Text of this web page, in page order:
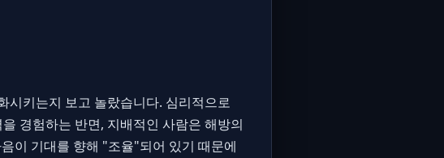
시키는지 보고 놀랐습니다. 심리적으로
경험하는 반면, 지배적인 사람은 해방의
이 기대를 향해 "조율"되어 있기 때문에